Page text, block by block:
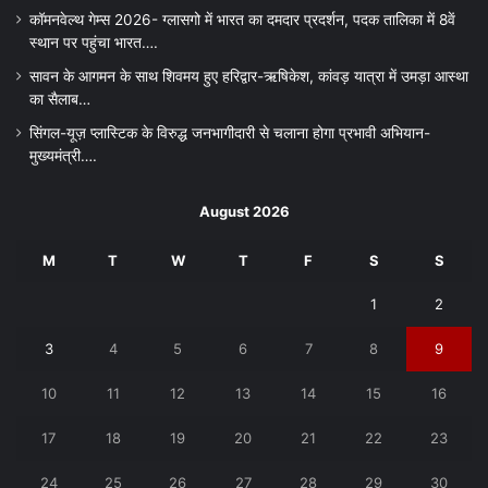
कॉमनवेल्थ गेम्स 2026- ग्लासगो में भारत का दमदार प्रदर्शन, पदक तालिका में 8वें
स्थान पर पहुंचा भारत….
सावन के आगमन के साथ शिवमय हुए हरिद्वार-ऋषिकेश, कांवड़ यात्रा में उमड़ा आस्था
का सैलाब…
सिंगल-यूज़ प्लास्टिक के विरुद्ध जनभागीदारी से चलाना होगा प्रभावी अभियान-
मुख्यमंत्री….
August 2026
M T W T F S S
1 2
3 4 5 6 7 8 9
10 11 12 13 14 15 16
17 18 19 20 21 22 23
24 25 26 27 28 29 30